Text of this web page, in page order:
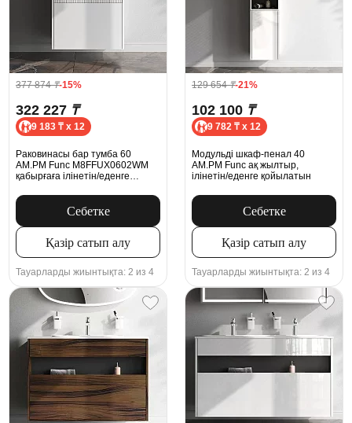
377 874₸-15%
322 227 ₸
9 183 ₸ x 12
Раковинасы бар тумба 60
AM.PM Func M8FFUX0602WM
қабырғаға ілінетін/еденге
Себетке
Қазір сатып алу
Тауарларды жиынтықта: 2 из 4
129 654₸-21%
102 100 ₸
9 782 ₸ x 12
Модульді шкаф-пенал 40
AM.PM Func ақ жылтыр,
ілінетін/еденге қойылатын
Себетке
Қазір сатып алу
Тауарларды жиынтықта: 2 из 4